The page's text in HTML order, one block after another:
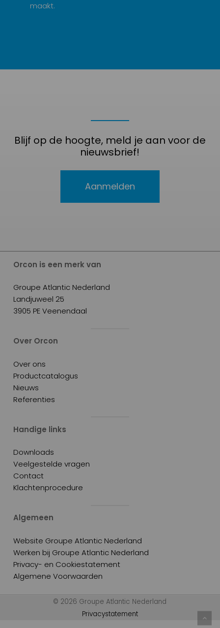
maakt.
Blijf op de hoogte, meld je aan voor de
nieuwsbrief!
Aanmelden
Orcon is een merk van
Groupe Atlantic Nederland
Landjuweel 25
3905 PE Veenendaal
Over Orcon
Over ons
Productcatalogus
Nieuws
Referenties
Handige links
Downloads
Veelgestelde vragen
Contact
Klachtenprocedure
Algemeen
Website Groupe Atlantic Nederland
Werken bij Groupe Atlantic Nederland
Privacy- en Cookiestatement
Algemene Voorwaarden
© 2026 Groupe Atlantic Nederland
Privacystatement